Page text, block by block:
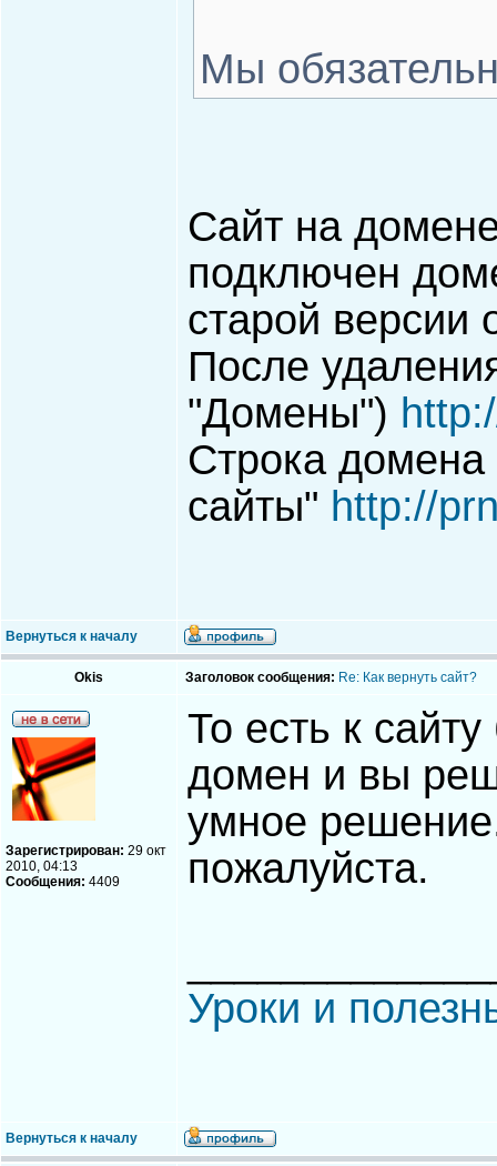
Мы
Сайт на
подключен
старой версии
После
"Домены")
Строка
сайты" http://
Вернуться к началу
Okis Заголовок сообщения: Re: Как вернуть сайт?
Зарегистрирован: 29 окт
2010, 04:13
Сообщения: 4409
То есть к
домен и вы
умное
пожалуйста.
Уроки и
Вернуться к началу